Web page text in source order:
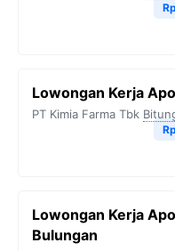
Lowongan Kerja
PT Kimia Farma Tbk
Lowongan Kerja
Bulungan